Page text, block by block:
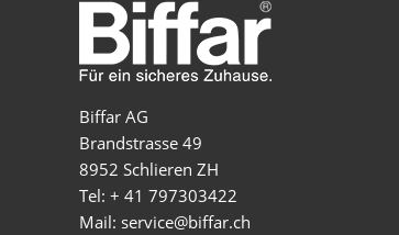
Biffar AG
Brandstrasse 49
8952 Schlieren ZH
Tel: + 41 797303422
Mail: service@biffar.ch